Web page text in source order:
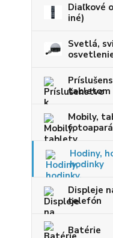
Diaľkové
iné)
Svetlá,
tabletom
Mobily,
Hodiny,
hodinky
Displeje
telefón
Batérie